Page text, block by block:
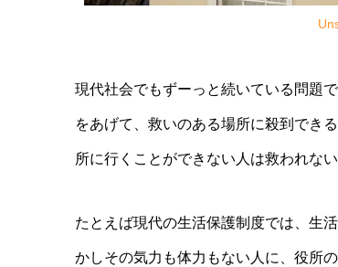
現代社会でもずーっと続いている問題
をあげて、救いのある場所に殺到でき
所に行くことができない人は救われな
たとえば現代の生活保護制度では、生
かしその気力も体力もない人に、役所